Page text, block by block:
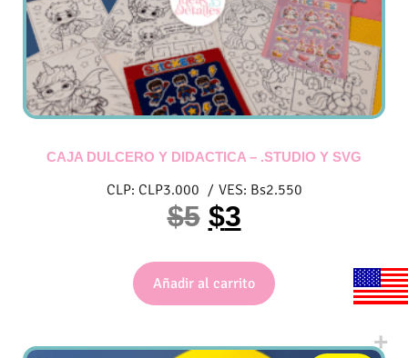
CAJA DULCERO Y DIDACTICA – .STUDIO Y SVG
CLP: CLP3.000 / VES: Bs2.550
$5 $3
Añadir al carrito